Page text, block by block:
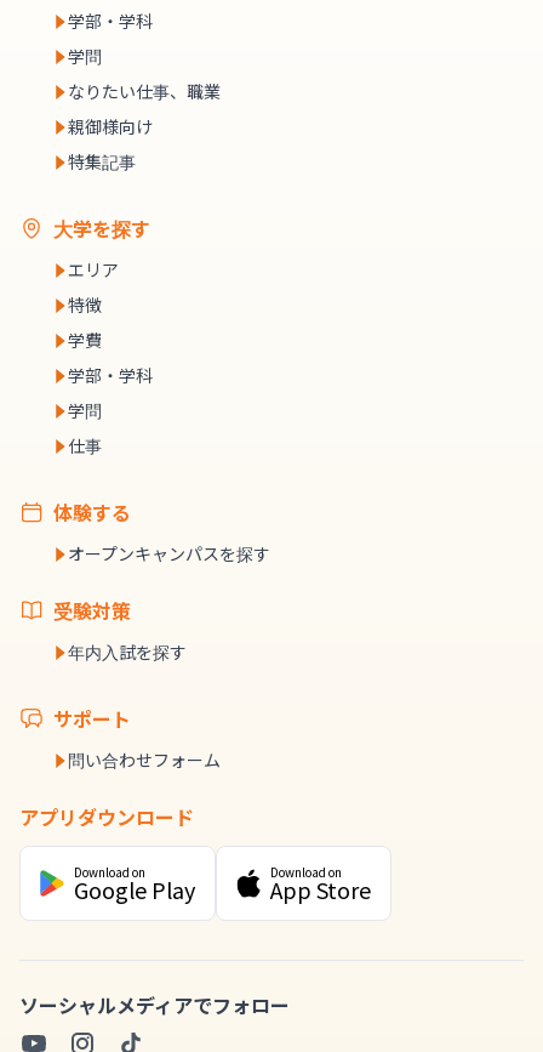
学部・学科
学問
なりたい仕事、職業
親御様向け
特集記事
大学を探す
エリア
特徴
学費
学部・学科
学問
仕事
体験する
オープンキャンパスを探す
受験対策
年内入試を探す
サポート
問い合わせフォーム
アプリダウンロード
Download on
Google Play
Download on
App Store
ソーシャルメディアでフォロー